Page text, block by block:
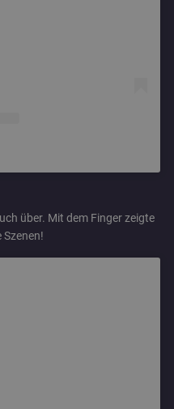
über. Mit dem Finger zeigte